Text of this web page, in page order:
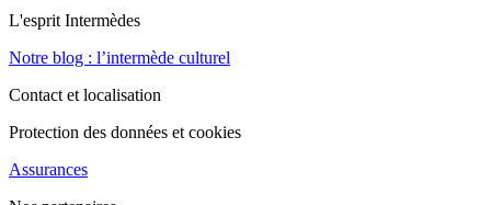
L'esprit Intermèdes
Notre blog : l’intermède culturel
Contact et localisation
Protection des données et cookies
Assurances